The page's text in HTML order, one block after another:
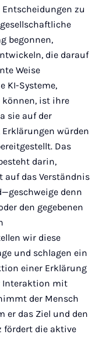
zu
begonnen,
die darauf
Weise
KI-Systeme,
ist ihre
sie auf der
würden
Das
darin,
auf das Verständnis
denn
den gegebenen
wir diese
und schlagen ein
einer Erklärung
Interaktion mit
der Mensch
er das Ziel und den
fördert die aktive